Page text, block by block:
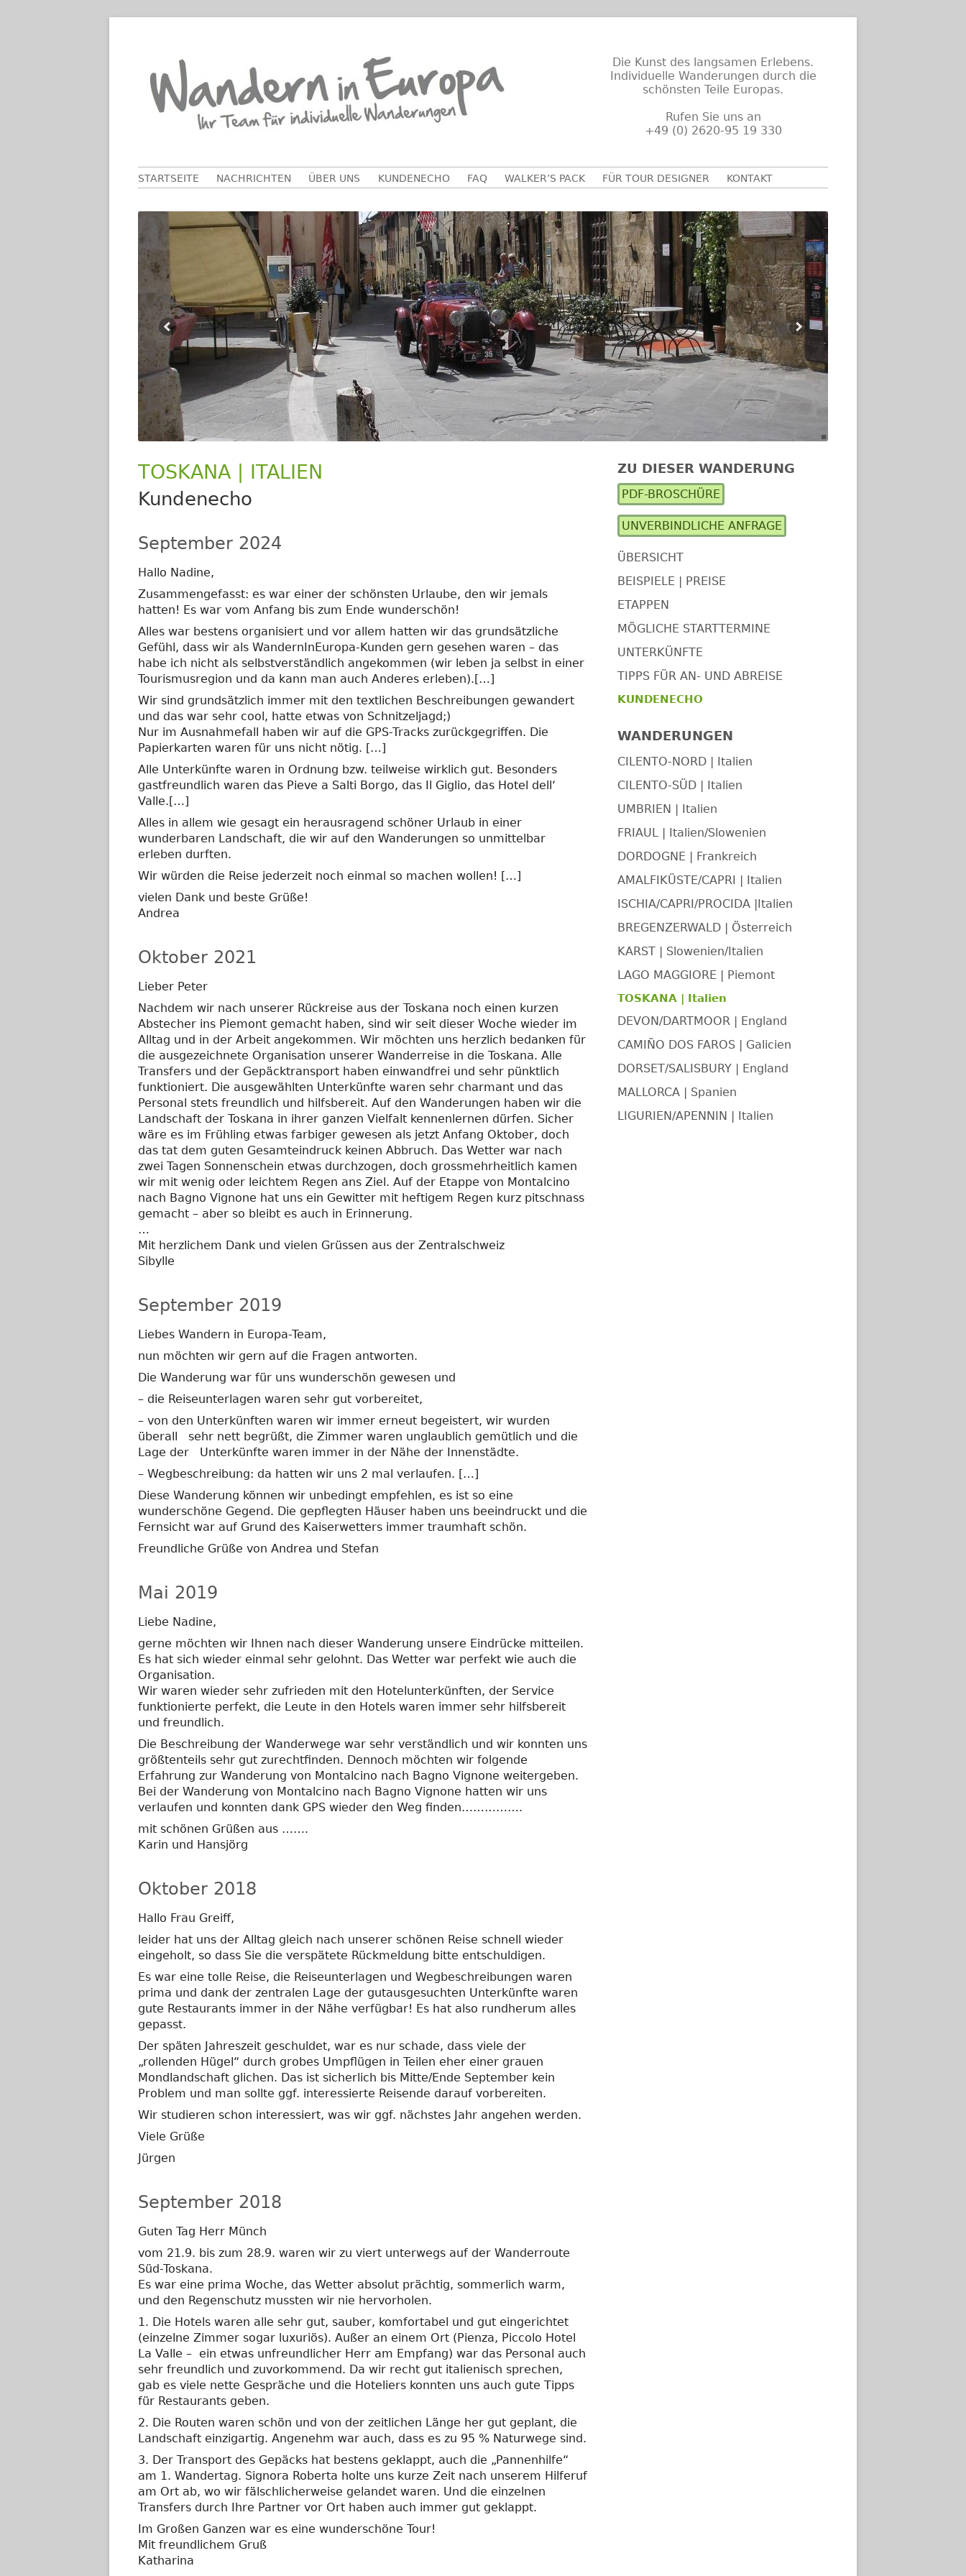
Die Kunst des langsamen Erlebens.
Individuelle Wanderungen durch die
schönsten Teile Europas.
Rufen Sie uns an
+49 (0) 2620-95 19 330
Primäres
Menü
STARTSEITE NACHRICHTEN ÜBER UNS KUNDENECHO FAQ WALKER’S PACK FÜR TOUR DESIGNER KONTAKT
TOSKANA | ITALIEN
Kundenecho
September 2024
Hallo Nadine,
Zusammengefasst: es war einer der schönsten Urlaube, den wir jemals
hatten! Es war vom Anfang bis zum Ende wunderschön!
Alles war bestens organisiert und vor allem hatten wir das grundsätzliche
Gefühl, dass wir als WandernInEuropa-Kunden gern gesehen waren – das
habe ich nicht als selbstverständlich angekommen (wir leben ja selbst in einer
Tourismusregion und da kann man auch Anderes erleben).[…]
Wir sind grundsätzlich immer mit den textlichen Beschreibungen gewandert
und das war sehr cool, hatte etwas von Schnitzeljagd;)
Nur im Ausnahmefall haben wir auf die GPS-Tracks zurückgegriffen. Die
Papierkarten waren für uns nicht nötig. […]
Alle Unterkünfte waren in Ordnung bzw. teilweise wirklich gut. Besonders
gastfreundlich waren das Pieve a Salti Borgo, das Il Giglio, das Hotel dell‘
Valle.[…]
Alles in allem wie gesagt ein herausragend schöner Urlaub in einer
wunderbaren Landschaft, die wir auf den Wanderungen so unmittelbar
erleben durften.
Wir würden die Reise jederzeit noch einmal so machen wollen! […]
vielen Dank und beste Grüße!
Andrea
Oktober 2021
Lieber Peter
Nachdem wir nach unserer Rückreise aus der Toskana noch einen kurzen
Abstecher ins Piemont gemacht haben, sind wir seit dieser Woche wieder im
Alltag und in der Arbeit angekommen. Wir möchten uns herzlich bedanken für
die ausgezeichnete Organisation unserer Wanderreise in die Toskana. Alle
Transfers und der Gepäcktransport haben einwandfrei und sehr pünktlich
funktioniert. Die ausgewählten Unterkünfte waren sehr charmant und das
Personal stets freundlich und hilfsbereit. Auf den Wanderungen haben wir die
Landschaft der Toskana in ihrer ganzen Vielfalt kennenlernen dürfen. Sicher
wäre es im Frühling etwas farbiger gewesen als jetzt Anfang Oktober, doch
das tat dem guten Gesamteindruck keinen Abbruch. Das Wetter war nach
zwei Tagen Sonnenschein etwas durchzogen, doch grossmehrheitlich kamen
wir mit wenig oder leichtem Regen ans Ziel. Auf der Etappe von Montalcino
nach Bagno Vignone hat uns ein Gewitter mit heftigem Regen kurz pitschnass
gemacht – aber so bleibt es auch in Erinnerung.
…
Mit herzlichem Dank und vielen Grüssen aus der Zentralschweiz
Sibylle
September 2019
Liebes Wandern in Europa-Team,
nun möchten wir gern auf die Fragen antworten.
Die Wanderung war für uns wunderschön gewesen und
– die Reiseunterlagen waren sehr gut vorbereitet,
– von den Unterkünften waren wir immer erneut begeistert, wir wurden
überall sehr nett begrüßt, die Zimmer waren unglaublich gemütlich und die
Lage der Unterkünfte waren immer in der Nähe der Innenstädte.
– Wegbeschreibung: da hatten wir uns 2 mal verlaufen. […]
Diese Wanderung können wir unbedingt empfehlen, es ist so eine
wunderschöne Gegend. Die gepflegten Häuser haben uns beeindruckt und die
Fernsicht war auf Grund des Kaiserwetters immer traumhaft schön.
Freundliche Grüße von Andrea und Stefan
Mai 2019
Liebe Nadine,
gerne möchten wir Ihnen nach dieser Wanderung unsere Eindrücke mitteilen.
Es hat sich wieder einmal sehr gelohnt. Das Wetter war perfekt wie auch die
Organisation.
Wir waren wieder sehr zufrieden mit den Hotelunterkünften, der Service
funktionierte perfekt, die Leute in den Hotels waren immer sehr hilfsbereit
und freundlich.
Die Beschreibung der Wanderwege war sehr verständlich und wir konnten uns
größtenteils sehr gut zurechtfinden. Dennoch möchten wir folgende
Erfahrung zur Wanderung von Montalcino nach Bagno Vignone weitergeben.
Bei der Wanderung von Montalcino nach Bagno Vignone hatten wir uns
verlaufen und konnten dank GPS wieder den Weg finden…………….
mit schönen Grüßen aus …….
Karin und Hansjörg
Oktober 2018
Hallo Frau Greiff,
leider hat uns der Alltag gleich nach unserer schönen Reise schnell wieder
eingeholt, so dass Sie die verspätete Rückmeldung bitte entschuldigen.
Es war eine tolle Reise, die Reiseunterlagen und Wegbeschreibungen waren
prima und dank der zentralen Lage der gutausgesuchten Unterkünfte waren
gute Restaurants immer in der Nähe verfügbar! Es hat also rundherum alles
gepasst.
Der späten Jahreszeit geschuldet, war es nur schade, dass viele der
„rollenden Hügel“ durch grobes Umpflügen in Teilen eher einer grauen
Mondlandschaft glichen. Das ist sicherlich bis Mitte/Ende September kein
Problem und man sollte ggf. interessierte Reisende darauf vorbereiten.
Wir studieren schon interessiert, was wir ggf. nächstes Jahr angehen werden.
Viele Grüße
Jürgen
September 2018
Guten Tag Herr Münch
vom 21.9. bis zum 28.9. waren wir zu viert unterwegs auf der Wanderroute
Süd-Toskana.
Es war eine prima Woche, das Wetter absolut prächtig, sommerlich warm,
und den Regenschutz mussten wir nie hervorholen.
1. Die Hotels waren alle sehr gut, sauber, komfortabel und gut eingerichtet
(einzelne Zimmer sogar luxuriös). Außer an einem Ort (Pienza, Piccolo Hotel
La Valle – ein etwas unfreundlicher Herr am Empfang) war das Personal auch
sehr freundlich und zuvorkommend. Da wir recht gut italienisch sprechen,
gab es viele nette Gespräche und die Hoteliers konnten uns auch gute Tipps
für Restaurants geben.
2. Die Routen waren schön und von der zeitlichen Länge her gut geplant, die
Landschaft einzigartig. Angenehm war auch, dass es zu 95 % Naturwege sind.
3. Der Transport des Gepäcks hat bestens geklappt, auch die „Pannenhilfe“
am 1. Wandertag. Signora Roberta holte uns kurze Zeit nach unserem Hilferuf
am Ort ab, wo wir fälschlicherweise gelandet waren. Und die einzelnen
Transfers durch Ihre Partner vor Ort haben auch immer gut geklappt.
Im Großen Ganzen war es eine wunderschöne Tour!
Mit freundlichem Gruß
Katharina
Haupt-
Seitenleiste
ZU DIESER WANDERUNG
PDF-BROSCHÜRE
UNVERBINDLICHE ANFRAGE
ÜBERSICHT
BEISPIELE | PREISE
ETAPPEN
MÖGLICHE STARTTERMINE
UNTERKÜNFTE
TIPPS FÜR AN- UND ABREISE
KUNDENECHO
WANDERUNGEN
CILENTO-NORD | Italien
CILENTO-SÜD | Italien
UMBRIEN | Italien
FRIAUL | Italien/Slowenien
DORDOGNE | Frankreich
AMALFIKÜSTE/CAPRI | Italien
ISCHIA/CAPRI/PROCIDA |Italien
BREGENZERWALD | Österreich
KARST | Slowenien/Italien
LAGO MAGGIORE | Piemont
TOSKANA | Italien
DEVON/DARTMOOR | England
CAMIÑO DOS FAROS | Galicien
DORSET/SALISBURY | England
MALLORCA | Spanien
LIGURIEN/APENNIN | Italien